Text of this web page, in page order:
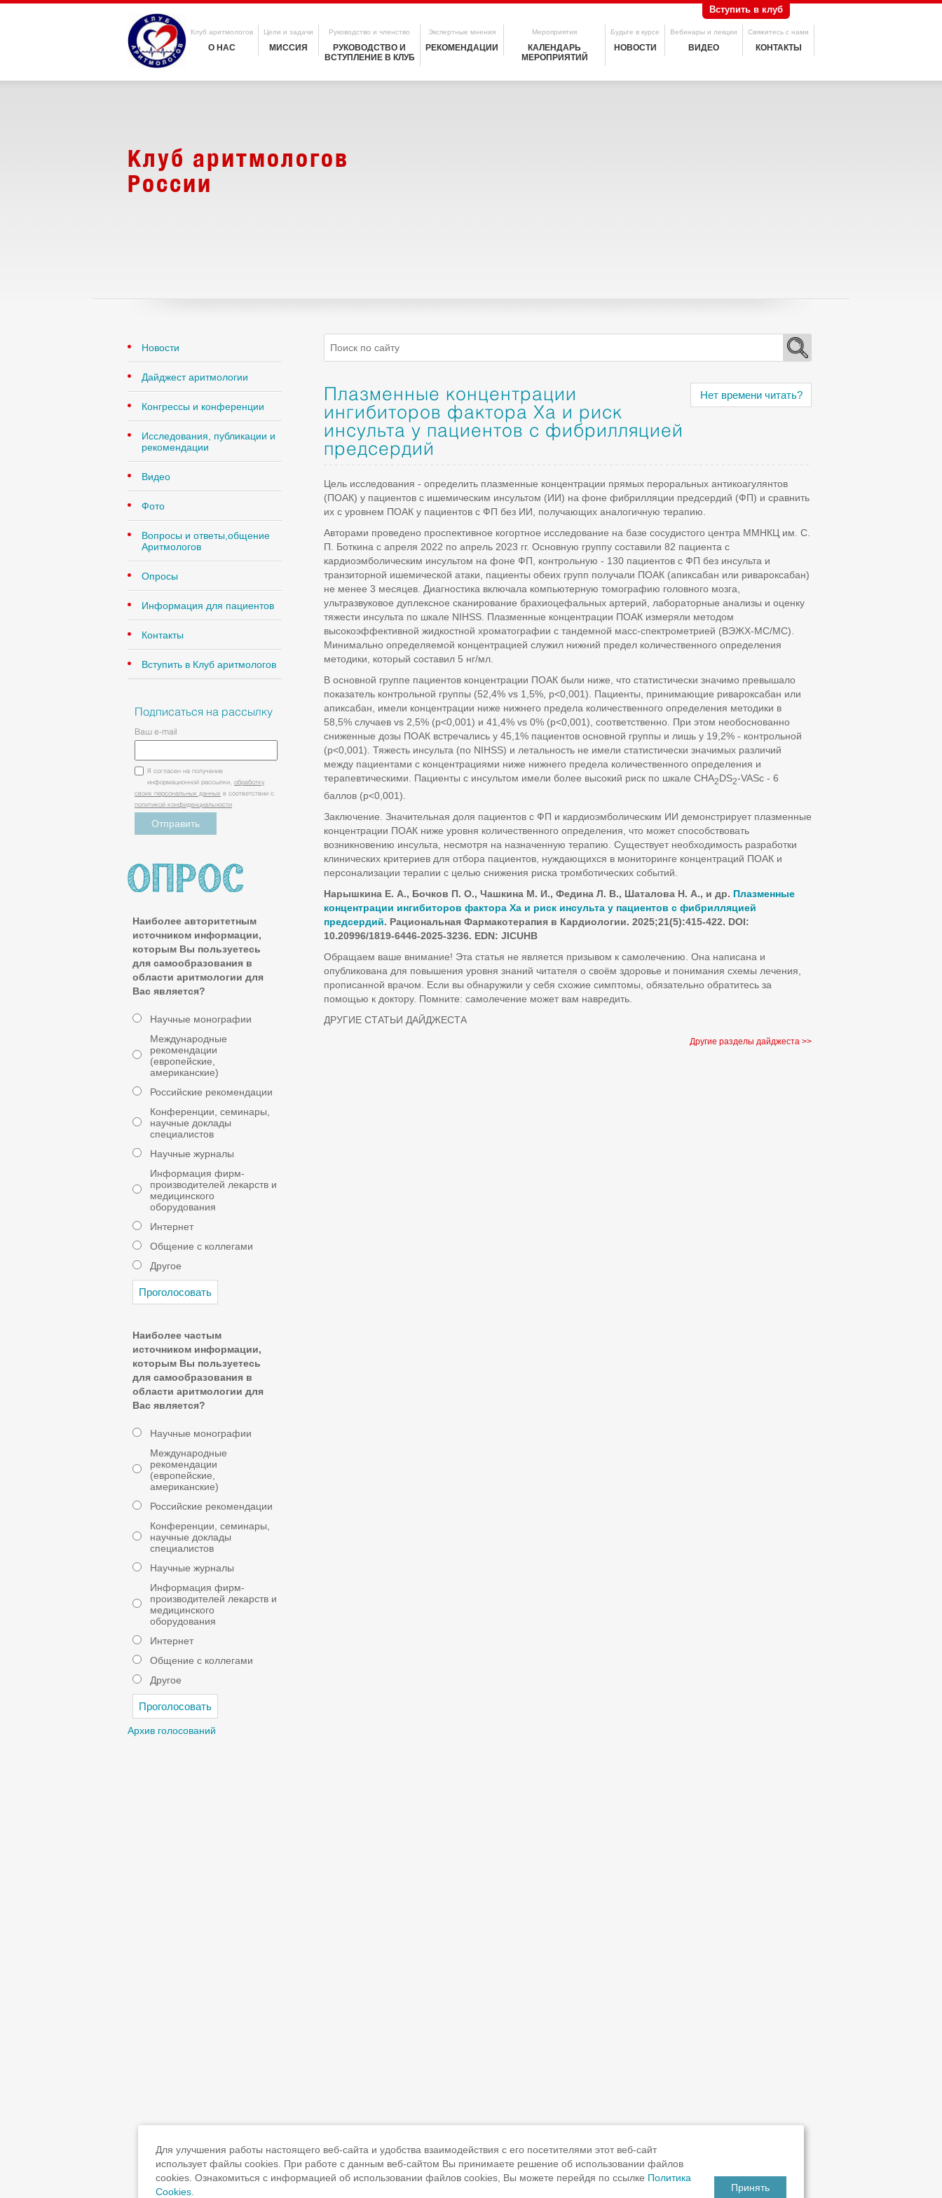
Клуб аритмологов
О НАС
Цели и задачи
МИССИЯ
Руководство и членство
РУКОВОДСТВО И
ВСТУПЛЕНИЕ В КЛУБ
Экспертные мнения
РЕКОМЕНДАЦИИ
Мероприятия
КАЛЕНДАРЬ
МЕРОПРИЯТИЙ
Будьте в курсе
НОВОСТИ
Вебинары и лекции
ВИДЕО
Свяжитесь с нами
КОНТАКТЫ
Вступить в клуб
Клуб аритмологов
России
Новости
Дайджест аритмологии
Конгрессы и конференции
Исследования, публикации и
рекомендации
Видео
Фото
Вопросы и ответы,общение
Аритмологов
Опросы
Информация для пациентов
Контакты
Вступить в Клуб аритмологов
Подписаться на рассылку
Ваш e-mail
Я согласен на получение
информационной рассылки, обработку
своих персональных данных
в соответствии с
политикой конфиденциальности
Наиболее авторитетным
источником информации,
которым Вы пользуетесь
для самообразования в
области аритмологии для
Вас является?
Научные монографии
Международные
рекомендации
(европейские,
американские)
Российские рекомендации
Конференции, семинары,
научные доклады
специалистов
Научные журналы
Информация фирм-
производителей лекарств и
медицинского
оборудования
Интернет
Общение с коллегами
Другое
Наиболее частым
источником информации,
которым Вы пользуетесь
для самообразования в
области аритмологии для
Вас является?
Научные монографии
Международные
рекомендации
(европейские,
американские)
Российские рекомендации
Конференции, семинары,
научные доклады
специалистов
Научные журналы
Информация фирм-
производителей лекарств и
медицинского
оборудования
Интернет
Общение с коллегами
Другое
Архив голосований
Плазменные концентрации
ингибиторов фактора Xa и риск
инсульта у пациентов с фибрилляцией
предсердий
Нет времени читать?
Цель исследования - определить плазменные концентрации прямых пероральных антикоагулянтов
(ПОАК) у пациентов с ишемическим инсультом (ИИ) на фоне фибрилляции предсердий (ФП) и сравнить
их с уровнем ПОАК у пациентов с ФП без ИИ, получающих аналогичную терапию.
Авторами проведено проспективное когортное исследование на базе сосудистого центра ММНКЦ им. С.
П. Боткина с апреля 2022 по апрель 2023 гг. Основную группу составили 82 пациента с
кардиоэмболическим инсультом на фоне ФП, контрольную - 130 пациентов с ФП без инсульта и
транзиторной ишемической атаки, пациенты обеих групп получали ПОАК (апиксабан или ривароксабан)
не менее 3 месяцев. Диагностика включала компьютерную томографию головного мозга,
ультразвуковое дуплексное сканирование брахиоцефальных артерий, лабораторные анализы и оценку
тяжести инсульта по шкале NIHSS. Плазменные концентрации ПОАК измеряли методом
высокоэффективной жидкостной хроматографии с тандемной масс-спектрометрией (ВЭЖХ-МС/МС).
Минимально определяемой концентрацией служил нижний предел количественного определения
методики, который составил 5 нг/мл.
В основной группе пациентов концентрации ПОАК были ниже, что статистически значимо превышало
показатель контрольной группы (52,4% vs 1,5%, p<0,001). Пациенты, принимающие ривароксабан или
апиксабан, имели концентрации ниже нижнего предела количественного определения методики в
58,5% случаев vs 2,5% (p<0,001) и 41,4% vs 0% (p<0,001), соответственно. При этом необоснованно
сниженные дозы ПОАК встречались у 45,1% пациентов основной группы и лишь у 19,2% - контрольной
(p<0,001). Тяжесть инсульта (по NIHSS) и летальность не имели статистически значимых различий
между пациентами с концентрациями ниже нижнего предела количественного определения и
терапевтическими. Пациенты с инсультом имели более высокий риск по шкале CHA2DS2-VASc - 6
баллов (р<0,001).
Заключение. Значительная доля пациентов с ФП и кардиоэмболическим ИИ демонстрирует плазменные
концентрации ПОАК ниже уровня количественного определения, что может способствовать
возникновению инсульта, несмотря на назначенную терапию. Существует необходимость разработки
клинических критериев для отбора пациентов, нуждающихся в мониторинге концентраций ПОАК и
персонализации терапии с целью снижения риска тромботических событий.
Нарышкина Е. А., Бочков П. О., Чашкина М. И., Федина Л. В., Шаталова Н. А., и др. Плазменные
концентрации ингибиторов фактора Xa и риск инсульта у пациентов с фибрилляцией
предсердий. Рациональная Фармакотерапия в Кардиологии. 2025;21(5):415-422. DOI:
10.20996/1819-6446-2025-3236. EDN: JICUHB
Обращаем ваше внимание! Эта статья не является призывом к самолечению. Она написана и
опубликована для повышения уровня знаний читателя о своём здоровье и понимания схемы лечения,
прописанной врачом. Если вы обнаружили у себя схожие симптомы, обязательно обратитесь за
помощью к доктору. Помните: самолечение может вам навредить.
ДРУГИЕ СТАТЬИ ДАЙДЖЕСТА
Другие разделы дайджеста >>
Для улучшения работы настоящего веб-сайта и удобства взаимодействия с его посетителями этот веб-сайт
использует файлы cookies. При работе с данным веб-сайтом Вы принимаете решение об использовании файлов
cookies. Ознакомиться с информацией об использовании файлов cookies, Вы можете перейдя по ссылке Политика
Cookies
Принять